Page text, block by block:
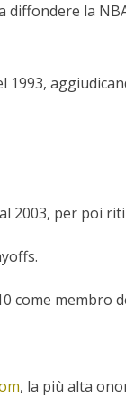
la
1993,
2003, per poi
come membro
, la più alta